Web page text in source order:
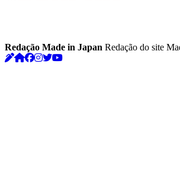
Redação Made in Japan Redação do site